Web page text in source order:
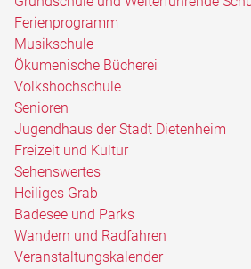
Ferienprogramm
Musikschule
Ökumenische Bücherei
Volkshochschule
Senioren
Jugendhaus der Stadt Dietenheim
Freizeit und Kultur
Sehenswertes
Heiliges Grab
Badesee und Parks
Wandern und Radfahren
Veranstaltungskalender